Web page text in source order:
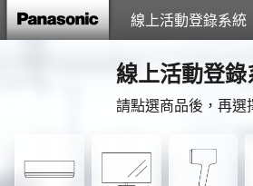
線上活動登錄系統
線上活動登錄
請點選商品後，再選